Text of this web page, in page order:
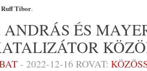
Ruff Tibor.
ÉS
- 2022-12-16 ROVAT: